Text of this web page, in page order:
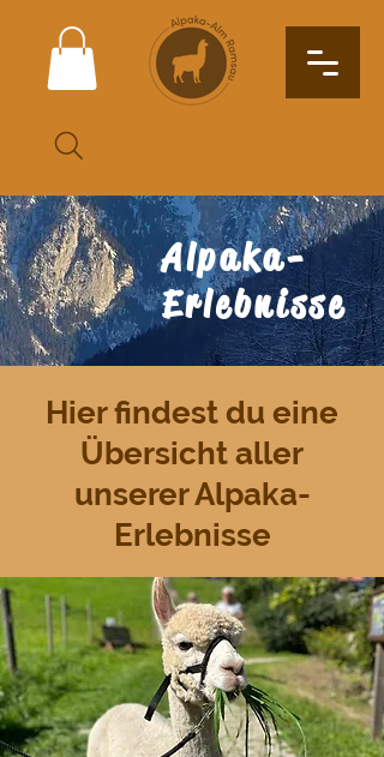
Alpaka-
Erlebnisse
Hier findest du eine
Übersicht aller
unserer Alpaka-
Erlebnisse